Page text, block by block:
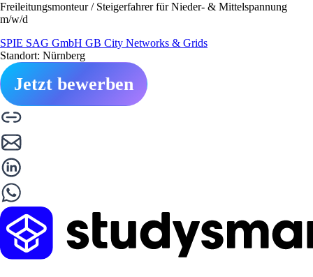
Freileitungsmonteur / Steigerfahrer für Nieder- & Mittelspannung
m/w/d
SPIE SAG GmbH GB City Networks & Grids
Standort: Nürnberg
Jetzt bewerben